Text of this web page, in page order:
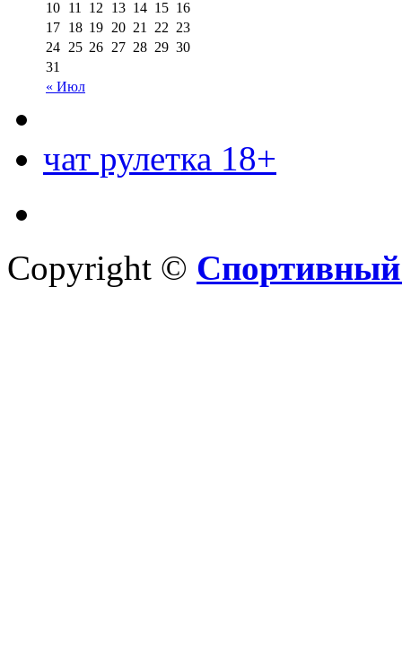
« Июл
10 11 12 13 14 15 16
17 18 19 20 21 22 23
24 25 26 27 28 29 30
31
чат рулетка 18+
Copyright © Спортивный